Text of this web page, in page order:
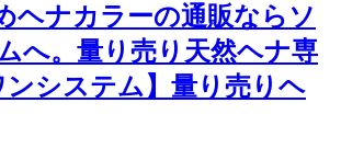
ヘナカラーの通販ならソ
へ。量り売り天然ヘナ専
ンシステム】量り売りヘ